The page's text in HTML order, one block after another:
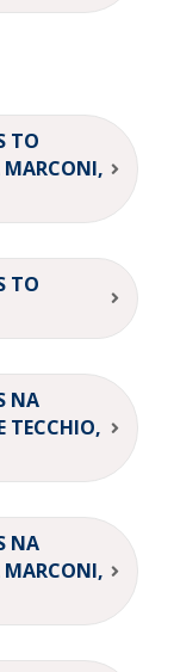
TO
MARCONI,
TO
NA
TECCHIO,
NA
MARCONI,